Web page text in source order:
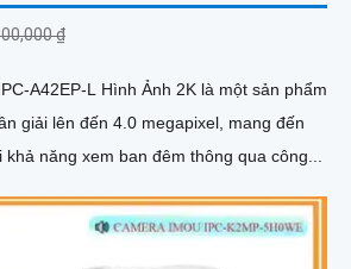
₫
A42EP-L Hình Ảnh 2K là một sản phẩm
giải lên đến 4.0 megapixel, mang đến
ảnh sắc nét. Với khả năng xem ban đêm thông qua công...